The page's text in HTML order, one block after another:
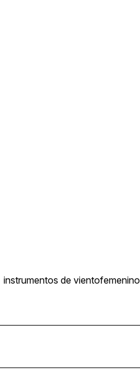
instrumentos de vientofemenino